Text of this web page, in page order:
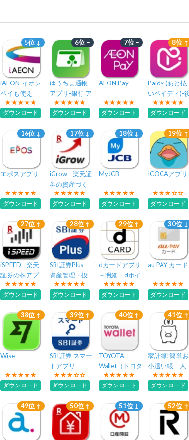
5位 ↓
iAEON-イオン
ペイも使え
る！「アイイ
オン」
ダウンロード
6位 −
ゆうちょ通帳
アプリ-銀行 ア
プリ
ダウンロード
7位 −
AEON Pay
ダウンロード
8位 ↑
Paidy (あと払
いペイディ)-
払いアプリ
ダウンロード
16位 ↓
エポスアプリ
ダウンロード
17位 ↓
iGrow - 楽天証
券の資産づく
りアプリ
ダウンロード
18位 ↓
MyJCB
ダウンロード
19位 ↑
ICOCAアプリ
ダウンロード
27位 ↑
iSPEED - 楽天
証券の株アプ
リ
ダウンロード
28位 ↑
SBI証券Plus -
資産管理・投
資情報 -
ダウンロード
29位 ↑
dカードアプリ
－明細・dポイ
ントが確認で
きる！
ダウンロード
30位 ↓
au PAY カード
ダウンロード
38位 ↑
Wise
ダウンロード
39位 ↑
SBI証券 スマー
トアプリ
ダウンロード
40位 ↑
TOYOTA
Wallet（トヨタ
ウォレット）
ダウンロード
41位 ↑
家計簿!簡単お
小遣い帳 人
気の家計簿(か
けいぼ)
ダウンロード
49位 ↑ 50位 ↑ 51位 ↓ 52位 ↑